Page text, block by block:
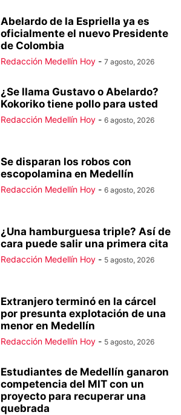
Abelardo de la Espriella ya es
oficialmente el nuevo Presidente
de Colombia
Redacción Medellín Hoy - 7 agosto, 2026
¿Se llama Gustavo o Abelardo?
Kokoriko tiene pollo para usted
Redacción Medellín Hoy - 6 agosto, 2026
Se disparan los robos con
escopolamina en Medellín
Redacción Medellín Hoy - 6 agosto, 2026
¿Una hamburguesa triple? Así de
cara puede salir una primera cita
Redacción Medellín Hoy - 5 agosto, 2026
Extranjero terminó en la cárcel
por presunta explotación de una
menor en Medellín
Redacción Medellín Hoy - 5 agosto, 2026
Estudiantes de Medellín ganaron
competencia del MIT con un
proyecto para recuperar una
quebrada